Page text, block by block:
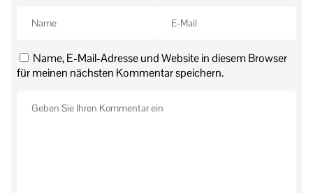
Name, E-Mail-Adresse und Website in diesem Browser
für meinen nächsten Kommentar speichern.